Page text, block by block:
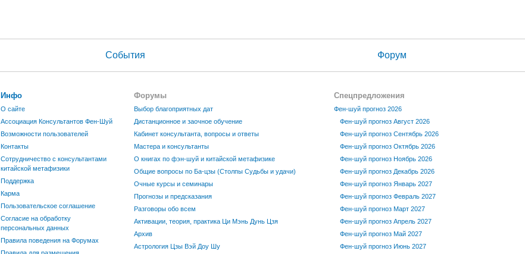
События Форум
Инфо
О сайте
Ассоциация Консультантов Фен-Шуй
Возможности пользователей
Контакты
Сотрудничество с консультантами
китайской метафизики
Поддержка
Карма
Пользовательское соглашение
Согласие на обработку
персональных данных
Правила поведения на Форумах
Правила для размещения
Форумы
Выбор благоприятных дат
Дистанционное и заочное обучение
Кабинет консультанта, вопросы и ответы
Мастера и консультанты
О книгах по фэн-шуй и китайской метафизике
Общие вопросы по Ба-цзы (Столпы Судьбы и удачи)
Очные курсы и семинары
Прогнозы и предсказания
Разговоры обо всем
Активации, теория, практика Ци Мэнь Дунь Цзя
Архив
Астрология Цзы Вэй Доу Шу
Спецпредложения
Фен-шуй прогноз 2026
Фен-шуй прогноз Август 2026
Фен-шуй прогноз Сентябрь 2026
Фен-шуй прогноз Октябрь 2026
Фен-шуй прогноз Ноябрь 2026
Фен-шуй прогноз Декабрь 2026
Фен-шуй прогноз Январь 2027
Фен-шуй прогноз Февраль 2027
Фен-шуй прогноз Март 2027
Фен-шуй прогноз Апрель 2027
Фен-шуй прогноз Май 2027
Фен-шуй прогноз Июнь 2027